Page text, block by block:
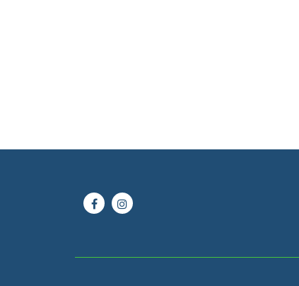
Online 24/7
960 73 03 04